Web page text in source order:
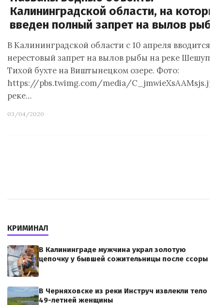
Калининградской области, на
введен полный запрет на вылов
В Калининградской области с 10 апреля вводится
нерестовый запрет на вылов рыбы на реке Шешупе
Тихой бухте на Виштынецком озере. Фото:
https://pbs.twimg.com/media/
реке…
03/04/2020
КРИМИНАЛ
В Калининграде мужчина украл золотую
цепочку у бывшей сожительницы после ссоры
В Черняховске из реки Инструч извлекли тело
49-летней женщины